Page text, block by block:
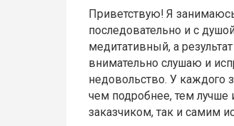
Приветствую! Я
последовательно и с
медитативный, а
внимательно слушаю и
недовольство. У каждого
чем подробнее, тем лучше
заказчиком, так и самим